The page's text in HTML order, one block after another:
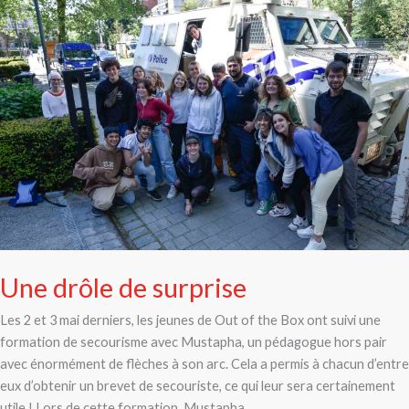
Une drôle de surprise
Les 2 et 3 mai derniers, les jeunes de Out of the Box ont suivi une
formation de secourisme avec Mustapha, un pédagogue hors pair
avec énormément de flèches à son arc. Cela a permis à chacun d’entre
eux d’obtenir un brevet de secouriste, ce qui leur sera certainement
drôle
de
surprise